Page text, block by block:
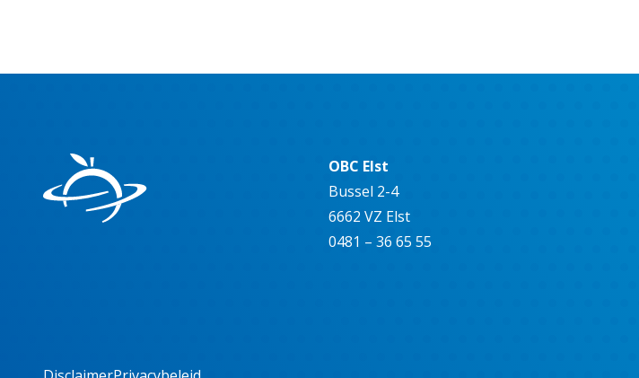
OBC Elst
Bussel 2-4
6662 VZ Elst
0481 – 36 65 55